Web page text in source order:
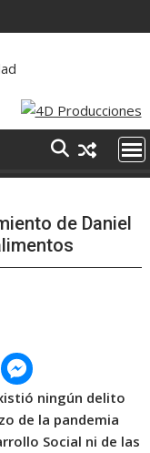
de Daniel
ningún delito
de la pandemia
Social ni de las